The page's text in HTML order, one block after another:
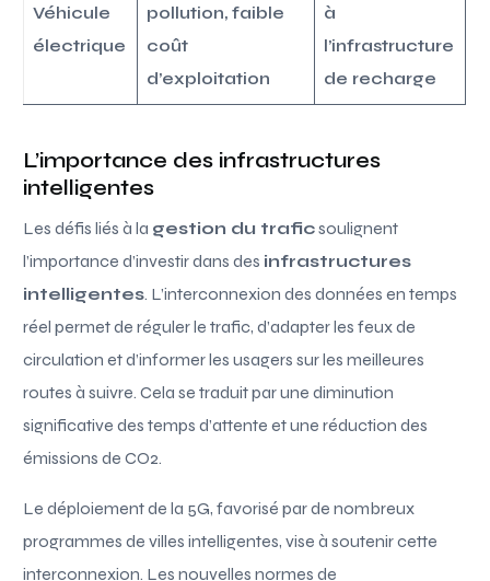
Véhicule
électrique
pollution, faible
coût
d’exploitation
à
l’infrastructure
de recharge
L’importance des infrastructures
intelligentes
Les défis liés à la gestion du traficsoulignent
l’importance d’investir dans des infrastructures
intelligentes. L’interconnexion des données en temps
réel permet de réguler le trafic, d’adapter les feux de
circulation et d’informer les usagers sur les meilleures
routes à suivre. Cela se traduit par une diminution
significative des temps d’attente et une réduction des
émissions de CO2.
Le déploiement de la 5G, favorisé par de nombreux
programmes de villes intelligentes, vise à soutenir cette
interconnexion. Les nouvelles normes de